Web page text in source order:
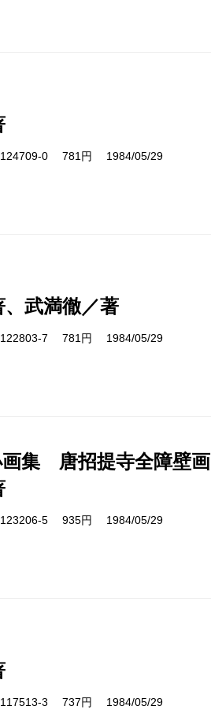
0 781円 1984/05/29
武満徹／著
7 781円 1984/05/29
画集 唐招提寺全障壁画
5 935円 1984/05/29
3 737円 1984/05/29